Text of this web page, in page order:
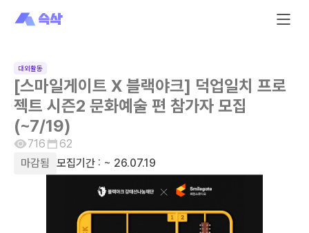
대외활동
[스마일게이트 X 블랙야크] 덕업일치 프로
젝트 시즌2 문화예술 편 참가자 모집
(~7/19)
716
62
마감됨
모집기간 : ~ 26.07.19